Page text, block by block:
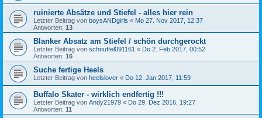
ruinierte Absätze und Stiefel - alles hier rein
Letzter Beitrag von boysANDgirls « Mo 27. Nov 2017, 12:37
Antworten: 13
Blanker Absatz am Stiefel / schön durchgerockt
Letzter Beitrag von schnuffel091161 « Do 2. Feb 2017, 00:52
Antworten: 16
Suche fertige Heels
Letzter Beitrag von heelslover « Do 12. Jan 2017, 11:59
Buffalo Skater - wirklich endfertig !!!
Letzter Beitrag von Andy21979 « Do 29. Dez 2016, 19:27
Antworten: 11